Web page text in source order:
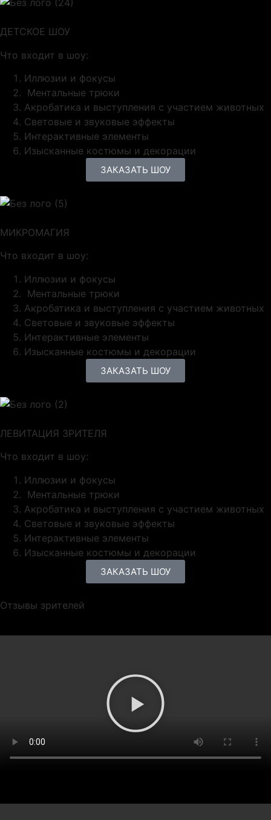
ДЕТСКОЕ ШОУ
Что входит в шоу:
Иллюзии и фокусы
Ментальные трюки
Акробатика и выступления с участием животных
Световые и звуковые эффекты
Интерактивные элементы
Изысканные костюмы и декорации
ЗАКАЗАТЬ ШОУ
МИКРОМАГИЯ
Что входит в шоу:
Иллюзии и фокусы
Ментальные трюки
Акробатика и выступления с участием животных
Световые и звуковые эффекты
Интерактивные элементы
Изысканные костюмы и декорации
ЗАКАЗАТЬ ШОУ
ЛЕВИТАЦИЯ ЗРИТЕЛЯ
Что входит в шоу:
Иллюзии и фокусы
Ментальные трюки
Акробатика и выступления с участием животных
Световые и звуковые эффекты
Интерактивные элементы
Изысканные костюмы и декорации
ЗАКАЗАТЬ ШОУ
Отзывы зрителей